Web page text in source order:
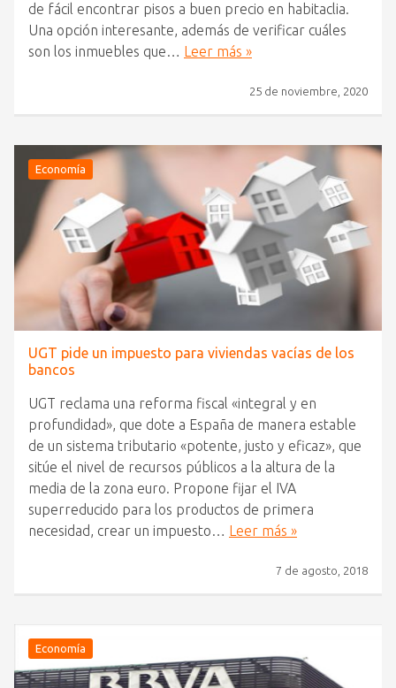
de fácil encontrar pisos a buen precio en habitaclia.
Una opción interesante, además de verificar cuáles
son los inmuebles que… Leer más »
25 de noviembre, 2020
Economía
UGT pide un impuesto para viviendas vacías de los
bancos
UGT reclama una reforma fiscal «integral y en
profundidad», que dote a España de manera estable
de un sistema tributario «potente, justo y eficaz», que
sitúe el nivel de recursos públicos a la altura de la
media de la zona euro. Propone fijar el IVA
superreducido para los productos de primera
necesidad, crear un impuesto… Leer más »
7 de agosto, 2018
Economía